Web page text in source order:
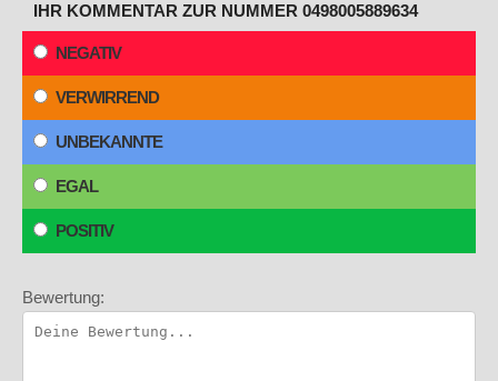
IHR KOMMENTAR ZUR NUMMER 0498005889634
NEGATIV
VERWIRREND
UNBEKANNTE
EGAL
POSITIV
Bewertung: